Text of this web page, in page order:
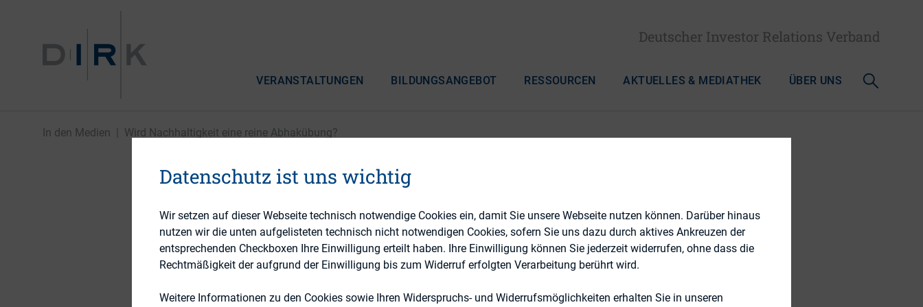
Deutscher Investor Relations Verband
VERANSTALTUNGEN BILDUNGSANGEBOT RESSOURCEN AKTUELLES & MEDIATHEK ÜBER UNS
In den Medien Wird Nachhaltigkeit eine reine Abhakübung?
Wird Nachhaltigkeit eine reine
Abhakübung?
2. Juni 2021
Datenschutz ist uns wichtig
Wir setzen auf dieser Webseite technisch notwendige Cookies ein, damit Sie unsere Webseite nutzen können. Darüber hinaus
nutzen wir die unten aufgelisteten technisch nicht notwendigen Cookies, sofern Sie uns dazu durch aktives Ankreuzen der
entsprechenden Checkboxen Ihre Einwilligung erteilt haben. Ihre Einwilligung können Sie jederzeit widerrufen, ohne dass die
Rechtmäßigkeit der aufgrund der Einwilligung bis zum Widerruf erfolgten Verarbeitung berührt wird.
Weitere Informationen zu den Cookies sowie Ihren Widerspruchs- und Widerrufsmöglichkeiten erhalten Sie in unseren